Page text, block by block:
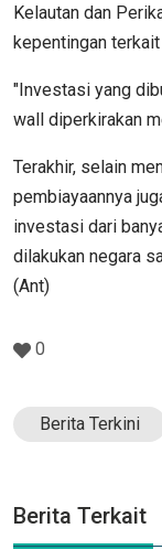
Kelautan dan
kepentingan terkait
"Investasi yang
wall diperkirakan
Terakhir, selain
pembiayaannya
investasi dari
dilakukan negara
(Ant)
0
Berita Terkini
Berita Terkait